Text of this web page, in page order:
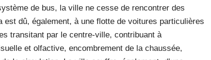
de bus, la ville ne cesse de rencontrer des
dû, également, à une flotte de voitures particulières
transitant par le centre-ville, contribuant à
et olfactive, encombrement de la chaussée,